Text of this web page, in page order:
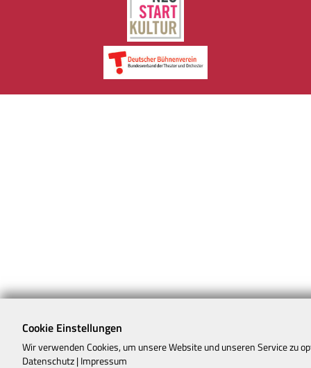
Cookie Einstellungen
Wir verwenden Cookies, um unsere Website und unseren Service zu
Datenschutz | Impressum